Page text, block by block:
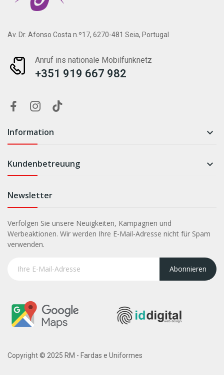
Av. Dr. Afonso Costa n.º17, 6270-481 Seia, Portugal
Anruf ins nationale Mobilfunknetz
+351 919 667 982
Information 
Kundenbetreuung 
Newsletter
Verfolgen Sie unsere Neuigkeiten, Kampagnen und
Werbeaktionen. Wir werden Ihre E-Mail-Adresse nicht für Spam
verwenden.
Abonnieren
Copyright © 2025 RM - Fardas e Uniformes